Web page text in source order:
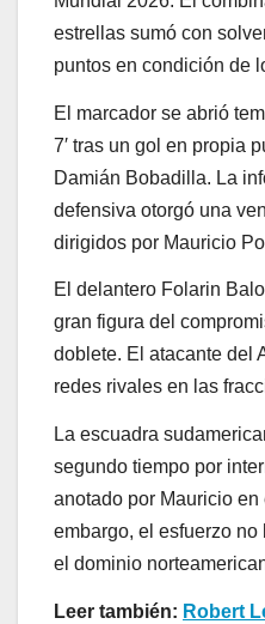
estrellas sumó con
puntos en condición de
El marcador se abrió
7′ tras un gol en propia
Damián Bobadilla. La
defensiva otorgó una
dirigidos por Mauricio
El delantero Folarin
gran figura del
doblete. El atacante del
redes rivales en las
La escuadra
segundo tiempo por
anotado por Mauricio en
embargo, el esfuerzo
el dominio
Leer también: Robert